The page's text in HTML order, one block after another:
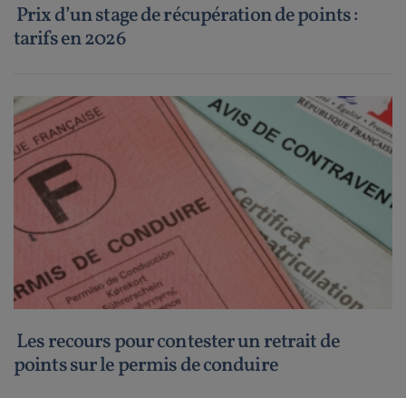
Prix d’un stage de récupération de points :
tarifs en 2026
Les recours pour contester un retrait de
points sur le permis de conduire